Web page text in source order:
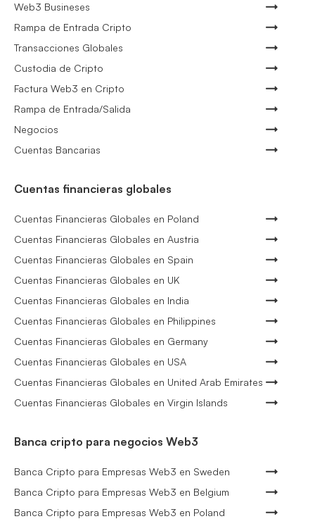
Web3 Busineses
Rampa de Entrada Cripto
Transacciones Globales
Custodia de Cripto
Factura Web3 en Cripto
Rampa de Entrada/Salida
Negocios
Cuentas Bancarias
Cuentas financieras globales
Cuentas Financieras Globales en Poland
Cuentas Financieras Globales en Austria
Cuentas Financieras Globales en Spain
Cuentas Financieras Globales en UK
Cuentas Financieras Globales en India
Cuentas Financieras Globales en Philippines
Cuentas Financieras Globales en Germany
Cuentas Financieras Globales en USA
Cuentas Financieras Globales en United Arab Emirates
Cuentas Financieras Globales en Virgin Islands
Banca cripto para negocios Web3
Banca Cripto para Empresas Web3 en Sweden
Banca Cripto para Empresas Web3 en Belgium
Banca Cripto para Empresas Web3 en Poland